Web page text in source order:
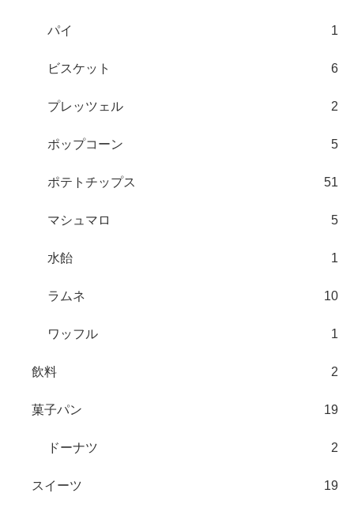
パイ 1
ビスケット 6
プレッツェル 2
ポップコーン 5
ポテトチップス 51
マシュマロ 5
水飴 1
ラムネ 10
ワッフル 1
飲料 2
菓子パン 19
ドーナツ 2
スイーツ 19